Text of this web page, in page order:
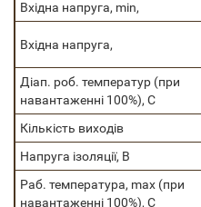
Вхідна напруга, min,
Вхідна напруга,
Діап. роб. температур (при
навантаженні 100%), C
Кількість виходів
Напруга ізоляції, В
Раб. температура, max (при
навантаженні 100%), C